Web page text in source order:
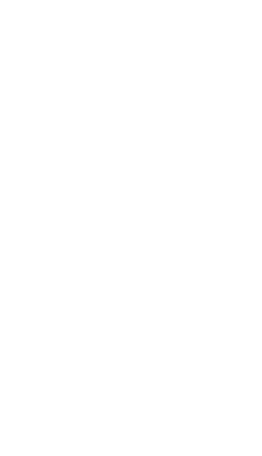
ยาวและผลประโยชน์ที่ยืดหยุ่น